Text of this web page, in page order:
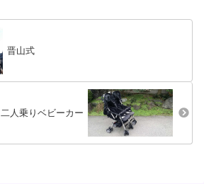
晋山式
二人乗りベビーカー